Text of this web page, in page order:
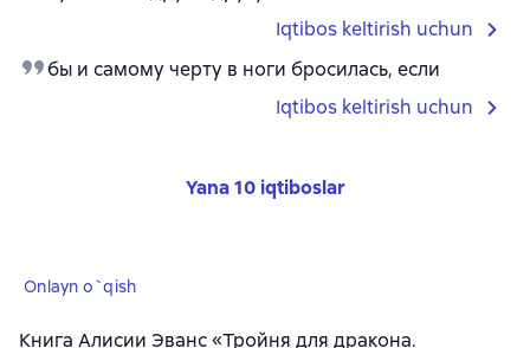
Iqtibos keltirish uchun
бы и самому черту в ноги бросилась, если
Iqtibos keltirish uchun
Yana 10 iqtiboslar
Onlayn o`qish
Книга Алисии Эванс «Тройня для дракона.